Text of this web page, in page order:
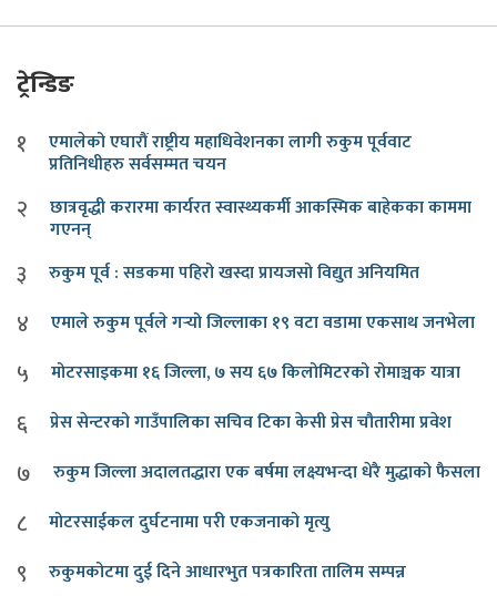
ट्रेन्डिङ
१ एमालेको एघारौं राष्ट्रीय महाधिवेशनका लागी रुकुम पूर्ववाट
प्रतिनिधीहरु सर्वसम्मत चयन
२ छात्रवृद्धी करारमा कार्यरत स्वास्थ्यकर्मी आकस्मिक बाहेकका काममा
गएनन्
३ रुकुम पूर्व : सडकमा पहिरो खस्दा प्रायजसो विद्युत अनियमित
४ एमाले रुकुम पूर्वले गर्‍यो जिल्लाका १९ वटा वडामा एकसाथ जनभेला
५ मोटरसाइकमा १६ जिल्ला, ७ सय ६७ किलोमिटरको रोमाञ्चक यात्रा
६ प्रेस सेन्टरको गाउँपालिका सचिव टिका केसी प्रेस चौतारीमा प्रवेश
७ रुकुम जिल्ला अदालतद्धारा एक बर्षमा लक्ष्यभन्दा धेरै मुद्धाको फैसला
८ मोटरसाईकल दुर्घटनामा परी एकजनाको मृत्यु
९ रुकुमकोटमा दुई दिने आधारभुत पत्रकारिता तालिम सम्पन्न